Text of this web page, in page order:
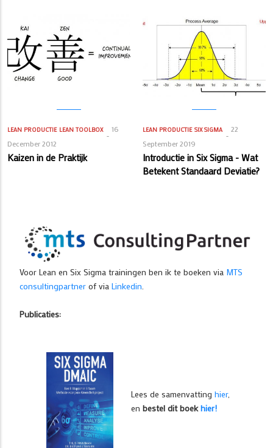
LEAN PRODUCTIE LEAN TOOLBOX
16
December 2012
Kaizen in de Praktijk
LEAN PRODUCTIE SIX SIGMA
22
September 2019
Introductie in Six Sigma - Wat
Betekent Standaard Deviatie?
Voor Lean en Six Sigma trainingen ben ik te boeken via MTS
consultingpartner of via Linkedin.
Publicaties:
Lees de samenvatting hier,
en bestel dit boekhier!